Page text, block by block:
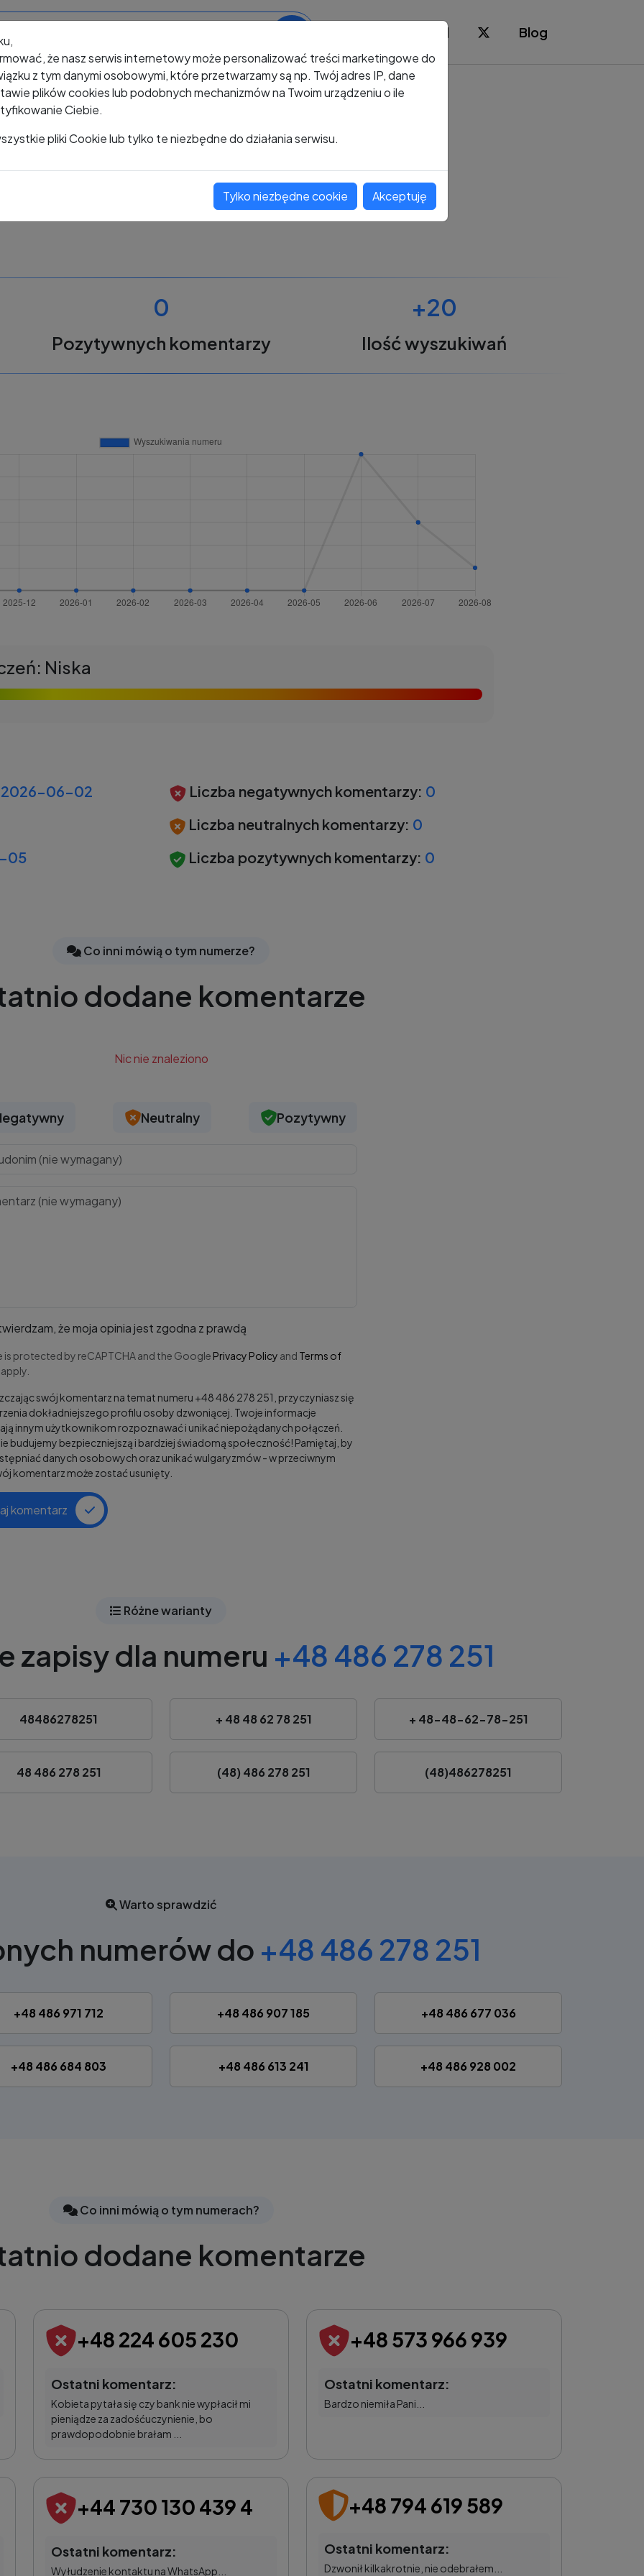
Blog
+48 486 278 251
Oceń ten numer
0
Pozytywnych komentarzy
+20
Ilość wyszukiwań
Niska
2026-06-02
05
Liczba negatywnych komentarzy: 0
Liczba neutralnych komentarzy: 0
Liczba pozytywnych komentarzy: 0
Co inni mówią o tym numerze?
dodane komentarze
Nic nie znaleziono
Neutralny Pozytywny
że moja opinia jest zgodna z prawdą
is protected by reCAPTCHA and the Google Privacy Policy and Terms of
apply.
swój komentarz na temat numeru +48 486 278 251, przyczyniasz się
dokładniejszego profilu osoby dzwoniącej. Twoje informacje
innym użytkownikom rozpoznawać i unikać niepożądanych połączeń.
budujemy bezpieczniejszą i bardziej świadomą społeczność! Pamiętaj, by
danych osobowych oraz unikać wulgaryzmów - w przeciwnym
komentarz może zostać usunięty.
komentarz
Różne warianty
zapisy dla numeru +48 486 278 251
48486278251 + 48 48 62 78 251 + 48-48-62-78-251
48 486 278 251 (48) 486 278 251 (48)486278251
Warto sprawdzić
numerów do +48 486 278 251
+48 486 971 712 +48 486 907 185 +48 486 677 036
+48 486 684 803 +48 486 613 241 +48 486 928 002
Co inni mówią o tym numerach?
dodane komentarze
+48 224 605 230
Ostatni komentarz:
Kobieta pytała się czy bank nie wypłacił mi
pieniądze za zadośćuczynienie, bo
prawdopodobnie brałam ...
+48 573 966 939
Ostatni komentarz:
Bardzo niemiła Pani...
+44 730 130 439 4
Ostatni komentarz:
Wyłudzenie kontaktu na WhatsApp...
+48 794 619 589
Ostatni komentarz:
Dzwonił kilkakrotnie, nie odebrałem...
że nasz serwis internetowy może personalizować treści marketingowe do
z tym danymi osobowymi, które przetwarzamy są np. Twój adres IP, dane
plików cookies lub podobnych mechanizmów na Twoim urządzeniu o ile
Ciebie.
pliki Cookie lub tylko te niezbędne do działania serwisu.
Tylko niezbędne cookie Akceptuję